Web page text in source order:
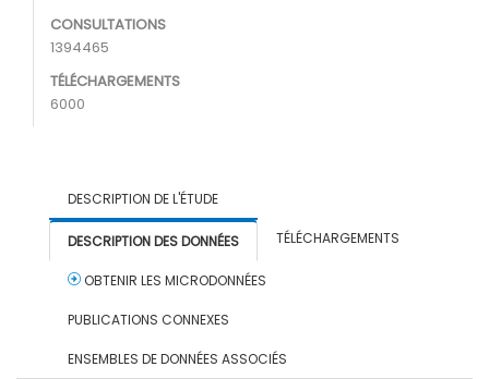
CONSULTATIONS
1394465
TÉLÉCHARGEMENTS
6000
DESCRIPTION DE L'ÉTUDE
DESCRIPTION DES DONNÉES TÉLÉCHARGEMENTS
OBTENIR LES MICRODONNÉES
PUBLICATIONS CONNEXES
ENSEMBLES DE DONNÉES ASSOCIÉS